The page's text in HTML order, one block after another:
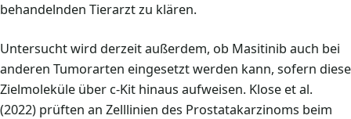
behandelnden Tierarzt zu klären.
Untersucht wird derzeit außerdem, ob Masitinib auch bei
anderen Tumorarten eingesetzt werden kann, sofern diese
Zielmoleküle über c-Kit hinaus aufweisen. Klose et al.
(2022) prüften an Zelllinien des Prostatakarzinoms beim